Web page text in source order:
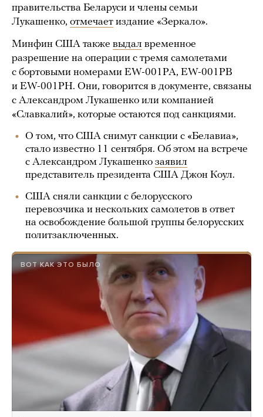
правительства Беларуси и члены семьи
Лукашенко, отмечает издание «Зеркало».
Минфин США также выдал временное
разрешение на операции с тремя самолетами
с бортовыми номерами EW-001PA, EW-001PB
и EW-001PH. Они, говорится в документе, связаны
с Александром Лукашенко или компанией
«Славкалий», которые остаются под санкциями.
О том, что США снимут санкции с «Белавиа»,
стало известно 11 сентября. Об этом на встрече
с Александром Лукашенко заявил
представитель президента США Джон Коул.
США сняли санкции с белорусского
перевозчика и нескольких самолетов в ответ
на освобождение большой группы белорусских
политзаключенных.
ВОТ КАК ЭТО БЫЛО